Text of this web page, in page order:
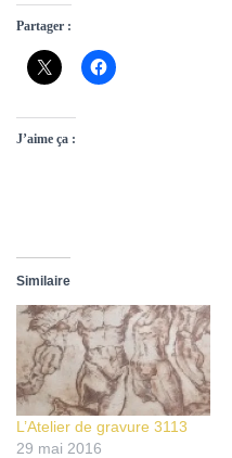
Partager :
J’aime ça :
Similaire
L’Atelier de gravure 3113
29 mai 2016